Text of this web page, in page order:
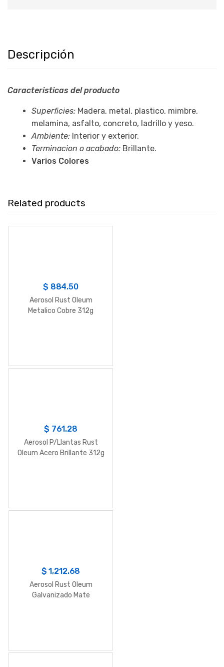
Descripción
Caracteristicas del producto
Superficies: Madera, metal, plastico, mimbre,
melamina, asfalto, concreto, ladrillo y yeso.
Ambiente: Interior y exterior.
Terminacion o acabado: Brillante.
Varios Colores
Related products
$ 884.50
Aerosol Rust Oleum
Metalico Cobre 312g
$ 761.28
Aerosol P/Llantas Rust
Oleum Acero Brillante 312g
$1,212.68
Aerosol Rust Oleum
Galvanizado Mate